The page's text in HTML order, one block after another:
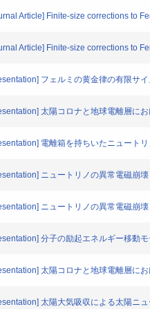
Article] Finite-size corrections to
Article] Finite-size corrections to
フェルミの黄金律の有限サ
太陽コロナと地球電離層にお
電離箱を持ちいたニュート
ニュートリノの異常電磁崩
ニュートリノの異常電磁崩
分子の励起エネルギー移動
太陽コロナと地球電離層に
太陽大気吸収による太陽ニ